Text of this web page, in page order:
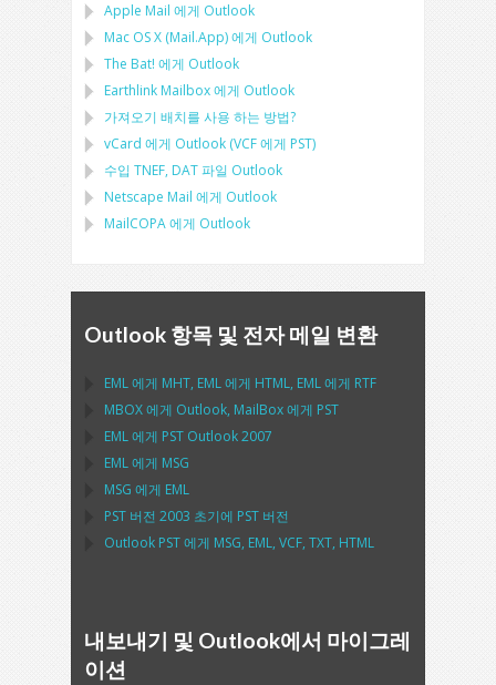
Apple Mail 에게 Outlook
Mac OS X (Mail.App)에게 Outlook
The Bat! 에게 Outlook
Earthlink Mailbox에게 Outlook
가져오기 배치를 사용 하는 방법?
vCard 에게 Outlook (VCF에게 PST)
수입 TNEF, DAT파일 Outlook
Netscape Mail 에게 Outlook
MailCOPA에게 Outlook
Outlook 항목 및 전자 메일 변환
EML에게 MHT, EML에게 HTML, EML에게 RTF
MBOX에게 Outlook, MailBox에게 PST
EML에게 PST Outlook2007
EML에게 MSG
MSG 에게 EML
PST 버전 2003 초기에 PST 버전
Outlook PST에게 MSG, EML, VCF, TXT, HTML
내보내기 및 Outlook에서 마이그레
이션